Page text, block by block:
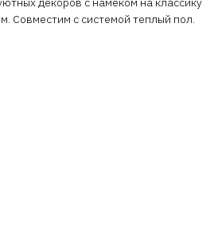
Совместим с системой теплый пол.